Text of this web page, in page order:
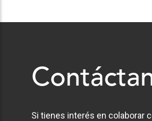
Si tienes interés en colaborar